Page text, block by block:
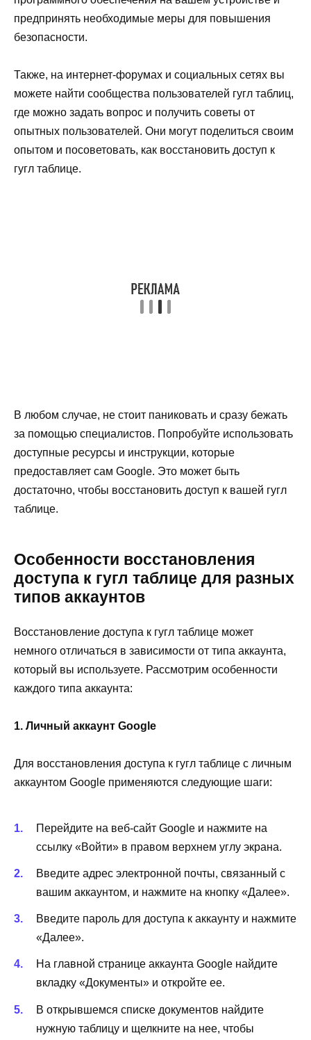
предпринять необходимые меры для повышения
безопасности.
Также, на интернет-форумах и социальных сетях вы
можете найти сообщества пользователей гугл таблиц,
где можно задать вопрос и получить советы от
опытных пользователей. Они могут поделиться своим
опытом и посоветовать, как восстановить доступ к
гугл таблице.
В любом случае, не стоит паниковать и сразу бежать
за помощью специалистов. Попробуйте использовать
доступные ресурсы и инструкции, которые
предоставляет сам Google. Это может быть
достаточно, чтобы восстановить доступ к вашей гугл
таблице.
Особенности восстановления
доступа к гугл таблице для разных
типов аккаунтов
Восстановление доступа к гугл таблице может
немного отличаться в зависимости от типа аккаунта,
который вы используете. Рассмотрим особенности
каждого типа аккаунта:
1. Личный аккаунт Google
Для восстановления доступа к гугл таблице с личным
аккаунтом Google применяются следующие шаги:
Перейдите на веб-сайт Google и нажмите на
ссылку «Войти» в правом верхнем углу экрана.
Введите адрес электронной почты, связанный с
вашим аккаунтом, и нажмите на кнопку «Далее».
Введите пароль для доступа к аккаунту и нажмите
«Далее».
На главной странице аккаунта Google найдите
вкладку «Документы» и откройте ее.
В открывшемся списке документов найдите
нужную таблицу и щелкните на нее, чтобы